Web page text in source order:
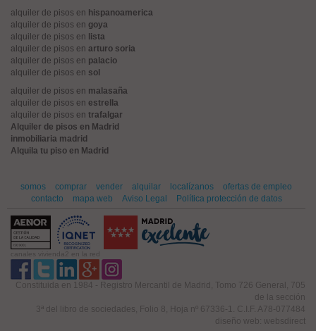
alquiler de pisos en hispanoamerica
alquiler de pisos en goya
alquiler de pisos en lista
alquiler de pisos en arturo soria
alquiler de pisos en palacio
alquiler de pisos en sol
alquiler de pisos en malasaña
alquiler de pisos en estrella
alquiler de pisos en trafalgar
Alquiler de pisos en Madrid
inmobiliaria madrid
Alquila tu piso en Madrid
somos comprar vender alquilar localízanos
ofertas de empleo
contacto
mapa web Aviso Legal Política protección de datos
canales vivienda2 en la red
Constituida en 1984 - Registro Mercantil de Madrid, Tomo 726 General, 705
de la sección
3ª del libro de sociedades, Folio 8, Hoja nº 67336-1. C.I.F. A78-077484
diseño web: websdirect